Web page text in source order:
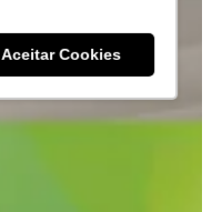
Aceitar Cookies